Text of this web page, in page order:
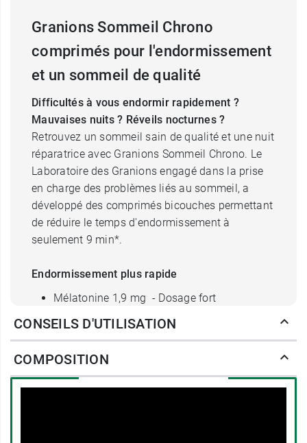
Granions Sommeil Chrono
comprimés pour l'endormissement
et un sommeil de qualité
Difficultés à vous endormir rapidement ?
Mauvaises nuits ? Réveils nocturnes ?
Retrouvez un sommeil sain de qualité et une nuit
réparatrice avec Granions Sommeil Chrono. Le
Laboratoire des Granions engagé dans la prise
en charge des problèmes liés au sommeil, a
développé des comprimés bicouches permettant
de réduire le temps d'endormissement à
seulement 9 min*.
Endormissement plus rapide
Mélatonine 1,9 mg - Dosage fort
GABA 100 mg
Glycine 50 mg
Valériane 100 mg
Passiflore 75 mg
CONSEILS D'UTILISATION
COMPOSITION